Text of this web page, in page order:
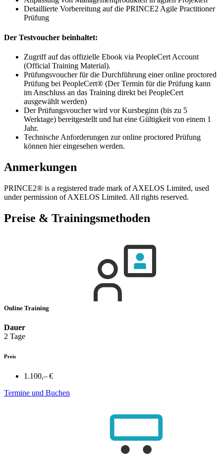
Detaillierte Vorbereitung auf die PRINCE2 Agile Practitioner
Prüfung
Der Testvoucher beinhaltet:
Zugriff auf das offizielle Ebook via PeopleCert Account
(Official Training Material).
Prüfungsvoucher für die Durchführung einer online proctored
Prüfung bei PeopleCert® (Der Termin für die Prüfung kann
im Anschluss an das Training direkt bei PeopleCert
ausgewählt werden)
Der Prüfungsvoucher wird vor Kursbeginn (bis zu 5
Werktage) bereitgestellt und hat eine Gültigkeit von einem 1
Jahr.
Technische Anforderungen zur online proctored Prüfung
können hier eingesehen werden.
Anmerkungen
PRINCE2® is a registered trade mark of AXELOS Limited, used
under permission of AXELOS Limited. All rights reserved.
Preise & Trainingsmethoden
Online Training
Dauer
2 Tage
Preis
1.100,– €
Termine und Buchen